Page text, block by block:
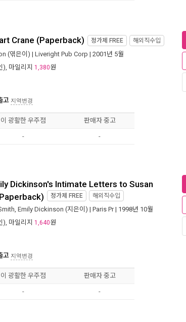
Crane (Paperback) 정가제 FREE 해외직수입
(엮은이) | Liveright Pub Corp | 2001년 5월
), 마일리지 1,380원
고 지역변경
이 광활한 우주점 판매자 중고
- -
Dickinson's Intimate Letters to Susan
정가제 FREE 해외직수입
, Emily Dickinson (지은이) | Paris Pr| 1998년 10월
), 마일리지 1,640원
고 지역변경
이 광활한 우주점 판매자 중고
- -